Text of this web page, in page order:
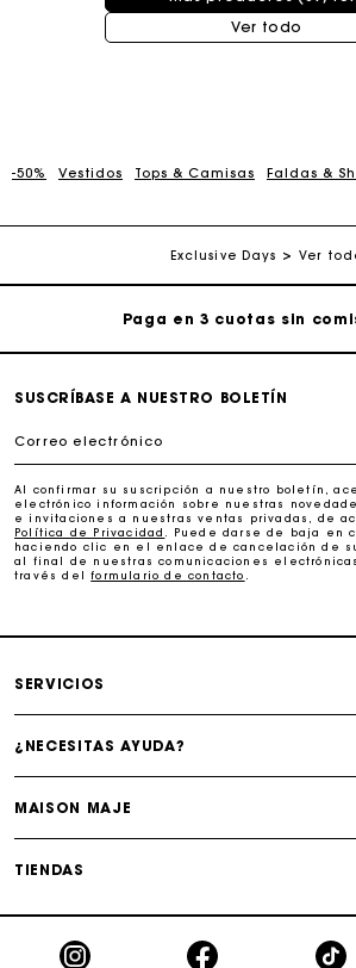
Ver todo
-50% Vestidos Tops & Camisas Faldas &
Exclusive Days Ver
regalo perfecto
Entrega a domicilio ofrecida
La tarjeta regalo de Maje: la mejor
regalo perfecto
Entrega a domicilio ofrecida
La tarjeta regalo de Maje: la mejor
regalo perfecto
SUSCRÍBASE A NUESTRO BOLETÍN
Correo electrónico
Al confirmar su suscripción a nuestro boletín,
electrónico información sobre nuestras
e invitaciones a nuestras ventas privadas, de
Política de Privacidad
. Puede darse de baja en
haciendo clic en el enlace de cancelación de
al final de nuestras comunicaciones
través delformulario de contacto
SERVICIOS
¿NECESITAS AYUDA?
MAISON MAJE
TIENDAS